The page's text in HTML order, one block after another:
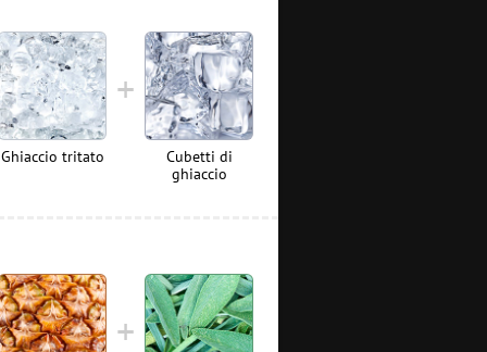
Ghiaccio tritato
Cubetti di
ghiaccio